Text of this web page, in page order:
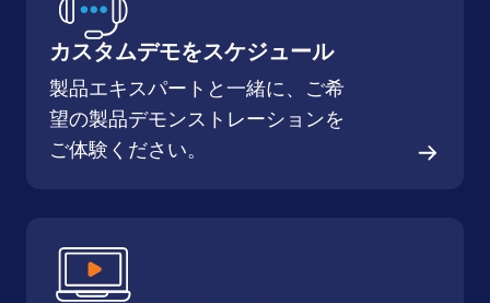
カスタムデモをスケジュール
製品エキスパートと一緒に、ご希
望の製品デモンストレーションを
ご体験ください。